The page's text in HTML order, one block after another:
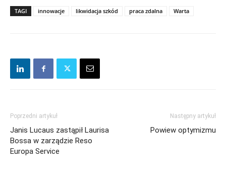
TAGI innowacje likwidacja szkód praca zdalna Warta
Poprzedni artykuł
Janis Lucaus zastąpił Laurisa
Bossa w zarządzie Reso
Europa Service
Następny artykuł
Powiew optymizmu